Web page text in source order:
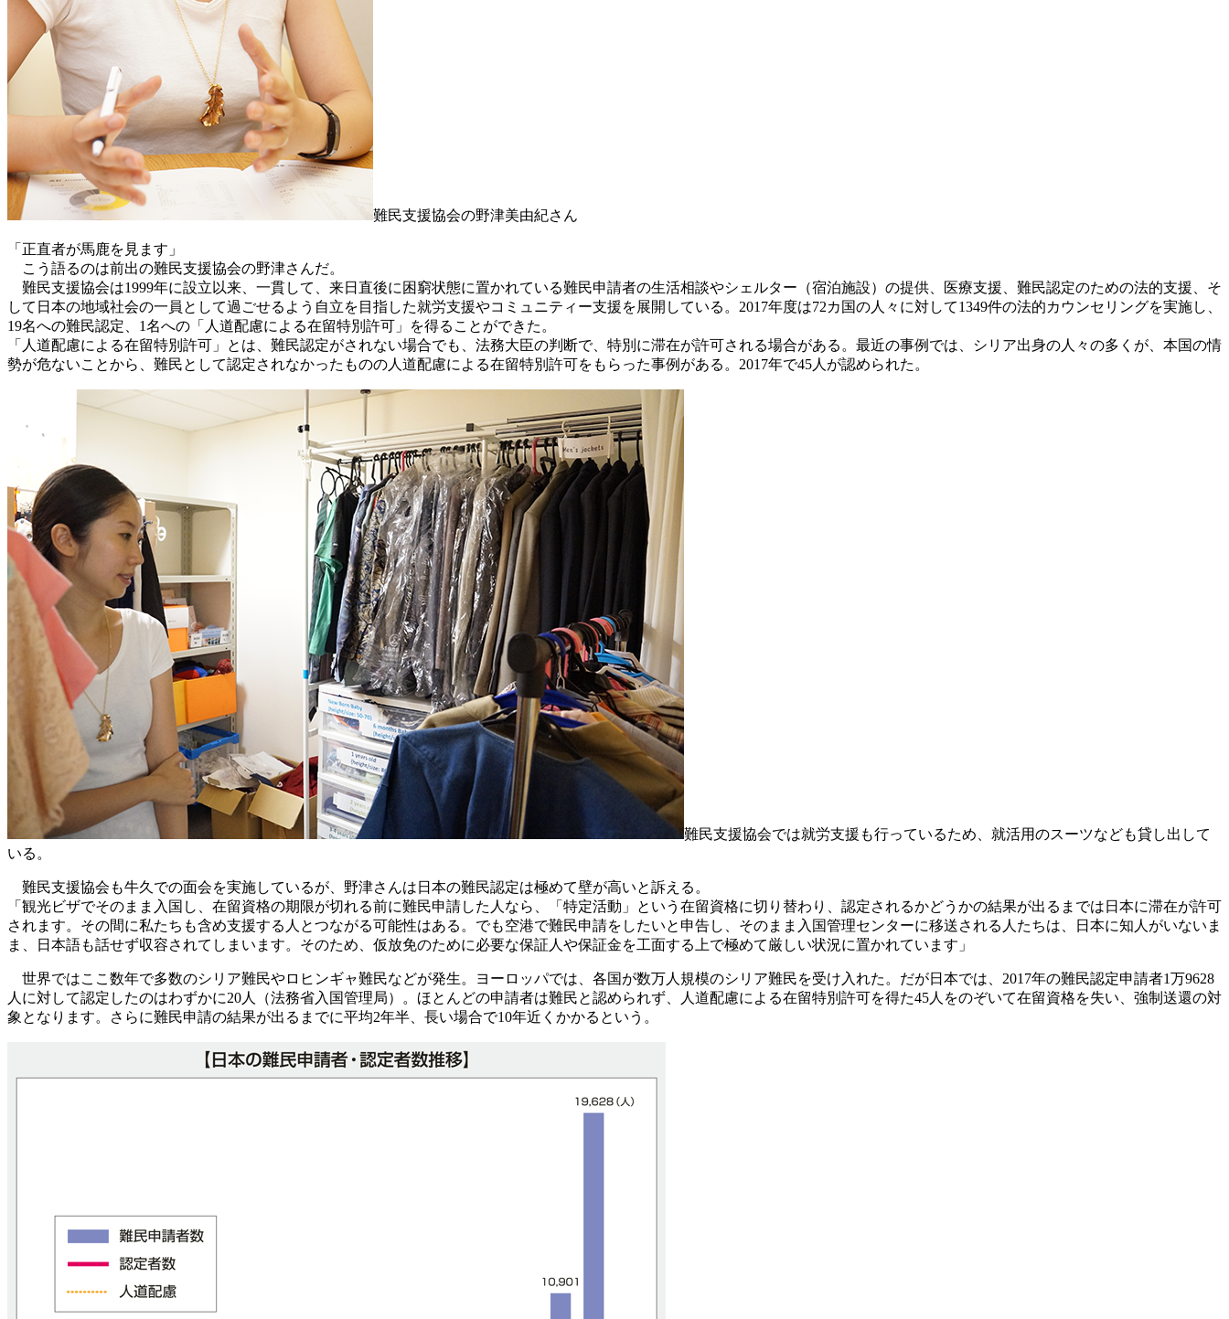
難民支援協会の野津美由紀さん
「正直者が馬鹿を見ます」
こう語るのは前出の難民支援協会の野津さんだ。
難民支援協会は1999年に設立以来、一貫して、来日直後に困窮状態に置かれている難民申請者の生活相談やシェルター（宿泊施設）の提供、医療支援、難民認定のための法的支援、そ
して日本の地域社会の一員として過ごせるよう自立を目指した就労支援やコミュニティー支援を展開している。2017年度は72カ国の人々に対して1349件の法的カウンセリングを実施し、
19名への難民認定、1名への「人道配慮による在留特別許可」を得ることができた。
「人道配慮による在留特別許可」とは、難民認定がされない場合でも、法務大臣の判断で、特別に滞在が許可される場合がある。最近の事例では、シリア出身の人々の多くが、本国の情
勢が危ないことから、難民として認定されなかったものの人道配慮による在留特別許可をもらった事例がある。2017年で45人が認められた。
難民支援協会では就労支援も行っているため、就活用のスーツなども貸し出して
いる。
難民支援協会も牛久での面会を実施しているが、野津さんは日本の難民認定は極めて壁が高いと訴える。
「観光ビザでそのまま入国し、在留資格の期限が切れる前に難民申請した人なら、「特定活動」という在留資格に切り替わり、認定されるかどうかの結果が出るまでは日本に滞在が許可
されます。その間に私たちも含め支援する人とつながる可能性はある。でも空港で難民申請をしたいと申告し、そのまま入国管理センターに移送される人たちは、日本に知人がいないま
ま、日本語も話せず収容されてしまいます。そのため、仮放免のために必要な保証人や保証金を工面する上で極めて厳しい状況に置かれています」
世界ではここ数年で多数のシリア難民やロヒンギャ難民などが発生。ヨーロッパでは、各国が数万人規模のシリア難民を受け入れた。だが日本では、2017年の難民認定申請者1万9628
人に対して認定したのはわずかに20人（法務省入国管理局）。ほとんどの申請者は難民と認められず、人道配慮による在留特別許可を得た45人をのぞいて在留資格を失い、強制送還の対
象となります。さらに難民申請の結果が出るまでに平均2年半、長い場合で10年近くかかるという。